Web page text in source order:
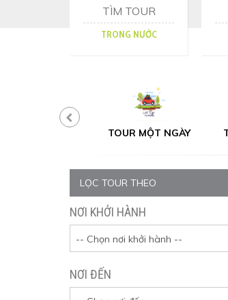
TÌM TOUR
TRONG NƯỚC
TOUR MỘT NGÀY TOUR
LỌC TOUR THEO
NƠI KHỞI HÀNH
-- Chọn nơi khởi hành --
NƠI ĐẾN